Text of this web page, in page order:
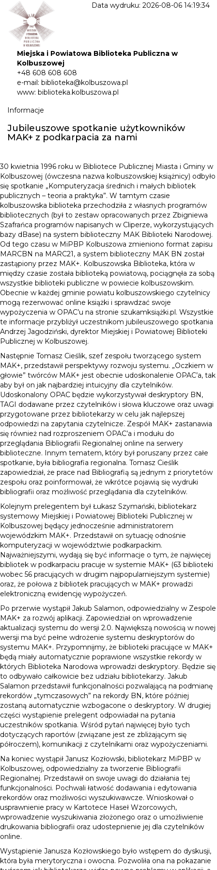
Miejska i Powiatowa Biblioteka Publiczna w
Kolbuszowej
+48 608 608 608
e-mail: biblioteka@kolbuszowa.pl
www: biblioteka.kolbuszowa.pl
Data wydruku: 2026-08-06 14:19:34
Informacje
Jubileuszowe spotkanie użytkowników
MAK+ z podkarpacia za nami
30 kwietnia 1996 roku w Bibliotece Publicznej Miasta i Gminy w
Kolbuszowej (ówczesna nazwa kolbuszowskiej książnicy) odbyło
się spotkanie „Komputeryzacja średnich i małych bibliotek
publicznych – teoria a praktyka”. W tamtym czasie
kolbuszowska biblioteka przechodziła z własnych programów
bibliotecznych (był to zestaw opracowanych przez Zbigniewa
Szafrańca programów napisanych w Cliperze, wykorzystujących
bazy dBase) na system biblioteczny MAK Biblioteki Narodowej.
Od tego czasu w MiPBP Kolbuszowa zmieniono format zapisu
MARCBN na MARC21, a system biblioteczny MAK BN został
zastąpiony przez MAK+. Kolbuszowska Biblioteka, która w
między czasie została biblioteką powiatową, pociągnęła za sobą
wszystkie biblioteki publiczne w powiecie kolbuszowskim.
Obecnie w każdej gminie powiatu kolbuszowskiego czytelnicy
mogą rezerwować online książki i sprawdzać swoje
wypożyczenia w OPAC’u na stronie szukamksiążki.pl. Wszystkie
te informacje przybliżył uczestnikom jubileuszowego spotkania
Andrzej Jagodziński, dyrektor Miejskiej i Powiatowej Biblioteki
Publicznej w Kolbuszowej.
Następnie Tomasz Cieślik, szef zespołu tworzącego system
MAK+, przedstawił perspektywy rozwoju systemu. „Oczkiem w
głowie” twórców MAK+ jest obecnie udoskonalenie OPAC’a, tak
aby był on jak najbardziej intuicyjny dla czytelników.
Udoskonalony OPAC będzie wykorzystywał deskryptory BN,
TAGI dodawane przez czytelników i słowa kluczowe oraz uwagi
przygotowane przez bibliotekarzy w celu jak najlepszej
odpowiedzi na zapytania czytelnicze. Zespół MAK+ zastanawia
się również nad rozproszeniem OPAC’a i modułu do
przeglądania Bibliografii Regionalnej online na serwery
biblioteczne. Innym tematem, który był poruszany przez całe
spotkanie, była bibliografia regionalna. Tomasz Cieślik
zapowiedział, że prace nad Bibliografią są jednym z priorytetów
zespołu oraz poinformował, że wkrótce pojawią się wydruki
bibliografii oraz możliwość przeglądania dla czytelników.
Kolejnym prelegentem był Łukasz Szymański, bibliotekarz
systemowy Miejskiej i Powiatowej Biblioteki Publicznej w
Kolbuszowej będący jednocześnie administratorem
wojewódzkim MAK+. Przedstawił on sytuację odnośnie
komputeryzacji w województwie podkarpackim.
Najważniejszymi, wydają się być informacje o tym, że najwięcej
bibliotek w podkarpaciu pracuje w systemie MAK+ (63 biblioteki
wobec 56 pracujących w drugim najpopularniejszym systemie)
oraz, że połowa z bibliotek pracujących w MAK+ prowadzi
elektroniczną ewidencję wypożyczeń.
Po przerwie wystąpił Jakub Salamon, odpowiedzialny w Zespole
MAK+ za rozwój aplikacji. Zapowiedział on wprowadzenie
aktualizacji systemu do wersji 2.0. Największą nowością w nowej
wersji ma być pełne wdrożenie systemu deskryptorów do
systemu MAK+. Przypomnijmy, że biblioteki pracujące w MAK+
będą miały automatycznie poprawione wszystkie rekordy w
których Biblioteka Narodowa wprowadzi deskryptory. Będzie się
to odbywało całkowicie bez udziału bibliotekarzy. Jakub
Salamon przedstawił funkcjonalności pozwalającą na podmianę
rekordów „tymczasowych” na rekordy BN, które później
zostaną automatycznie wzbogacone o deskryptory. W drugiej
części wystąpienie prelegent odpowiadał na pytania
uczestników spotkania. Wśród pytań najwięcej było tych
dotyczących raportów (związane jest ze zbliżającym się
półroczem), komunikacji z czytelnikami oraz wypożyczeniami.
Na koniec wystąpił Janusz Kozłowski, bibliotekarz MiPBP w
Kolbuszowej, odpowiedzialny za tworzenie Bibliografii
Regionalnej. Przedstawił on swoje uwagi do działania tej
funkcjonalności. Pochwali łatwość dodawania i edytowania
rekordów oraz możliwości wyszukiwawcze. Wnioskował o
usprawnienie pracy w Kartotece Haseł Wzorcowych,
wprowadzenie wyszukiwania złożonego oraz o umożliwienie
drukowania bibliografii oraz udostepnienie jej dla czytelników
online.
Wystąpienie Janusza Kozłowskiego było wstępem do dyskusji,
która była merytoryczna i owocna. Pozwoliła ona na pokazanie